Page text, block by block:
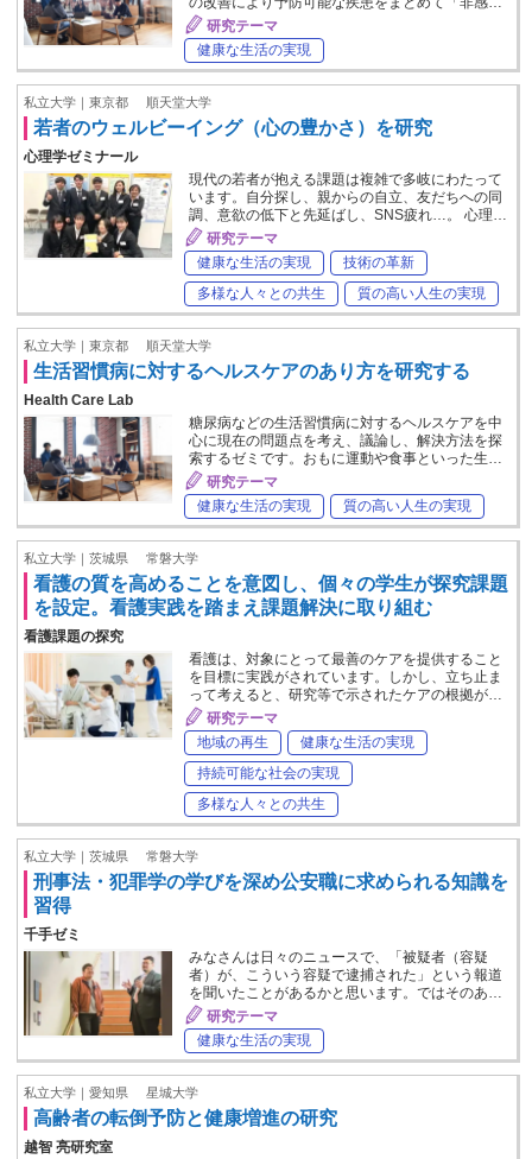
研究テーマ
健康な生活の実現
私立大学｜東京都 順天堂大学
若者のウェルビーイング（心の豊かさ）を研究
心理学ゼミナール
現代の若者が抱える課題は複雑で多岐にわたって
います。自分探し、親からの自立、友だちへの同
調、意欲の低下と先延ばし、SNS疲れ…。 心理…
研究テーマ
健康な生活の実現
技術の革新
多様な人々との共生
質の高い人生の実現
私立大学｜東京都 順天堂大学
生活習慣病に対するヘルスケアのあり方を研究する
Health Care Lab
糖尿病などの生活習慣病に対するヘルスケアを中
心に現在の問題点を考え、議論し、解決方法を探
索するゼミです。おもに運動や食事といった生…
研究テーマ
健康な生活の実現
質の高い人生の実現
私立大学｜茨城県 常磐大学
看護の質を高めることを意図し、個々の学生が探究課題
を設定。看護実践を踏まえ課題解決に取り組む
看護課題の探究
看護は、対象にとって最善のケアを提供すること
を目標に実践がされています。しかし、立ち止ま
って考えると、研究等で示されたケアの根拠が…
研究テーマ
地域の再生
健康な生活の実現
持続可能な社会の実現
多様な人々との共生
私立大学｜茨城県 常磐大学
刑事法・犯罪学の学びを深め公安職に求められる知識を
習得
千手ゼミ
みなさんは日々のニュースで、「被疑者（容疑
者）が、こういう容疑で逮捕された」という報道
を聞いたことがあるかと思います。ではそのあ…
研究テーマ
健康な生活の実現
私立大学｜愛知県 星城大学
高齢者の転倒予防と健康増進の研究
越智 亮研究室